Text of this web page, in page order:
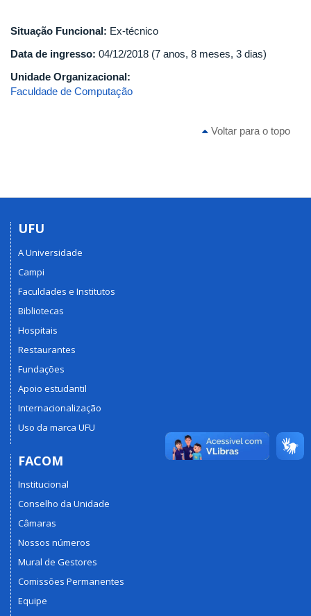
Situação Funcional: Ex-técnico
Data de ingresso: 04/12/2018 (7 anos, 8 meses, 3 dias)
Unidade Organizacional:
Faculdade de Computação
Voltar para o topo
UFU
A Universidade
Campi
Faculdades e Institutos
Bibliotecas
Hospitais
Restaurantes
Fundações
Apoio estudantil
Internacionalização
Uso da marca UFU
FACOM
Institucional
Conselho da Unidade
Câmaras
Nossos números
Mural de Gestores
Comissões Permanentes
Equipe